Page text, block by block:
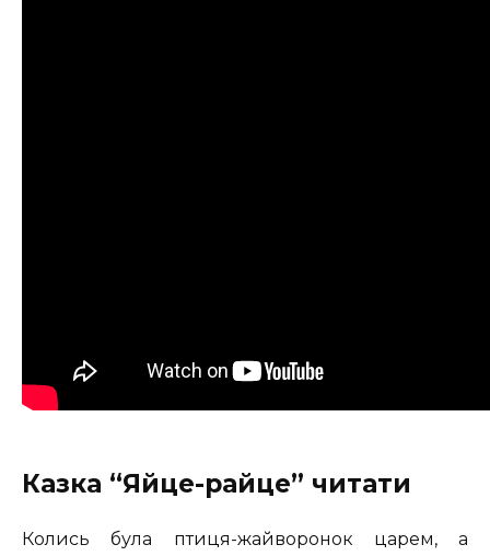
Казка “Яйце-райце” читати
Колись була птиця-жайворонок царем, а